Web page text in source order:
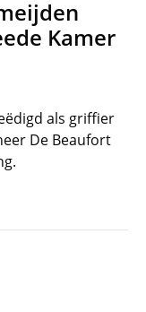
Kamer
als griffier
De Beaufort